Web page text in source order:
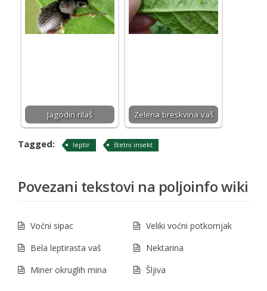
Jagodin rilaš Zelena breskvina vaš
Tagged: leptir štetni insekt
Povezani tekstovi na poljoinfo wiki
Voćni sipac
Veliki voćni potkornjak
Bela leptirasta vaš
Nektarina
Miner okruglih mina
Šljiva